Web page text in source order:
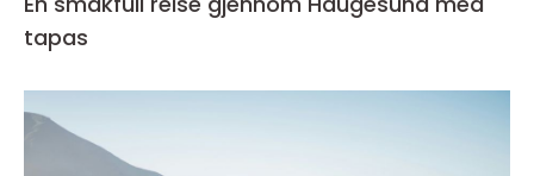
tapas